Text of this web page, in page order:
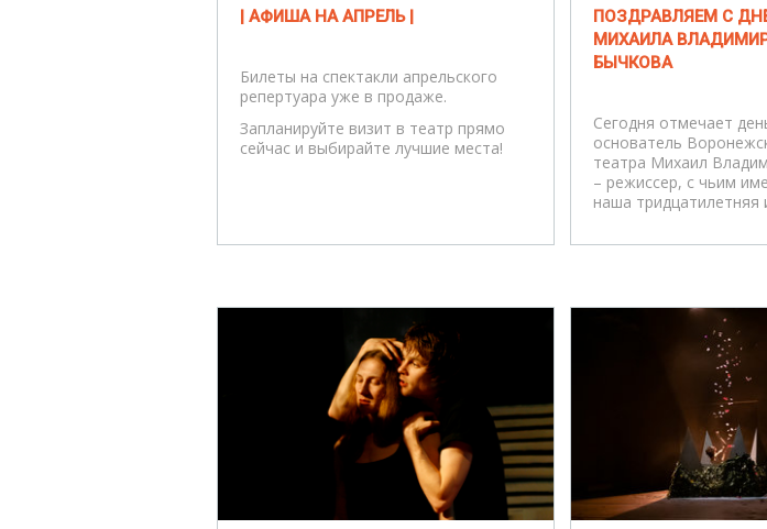
| АФИША НА АПРЕЛЬ |
Билеты на спектакли апрельского
репертуара уже в продаже.
Запланируйте визит в театр прямо
сейчас и выбирайте лучшие места!
ПОЗДРАВЛЯЕМ С
МИХАИЛА
БЫЧКОВА
Сегодня отмечает
основатель
театра Михаил
– режиссер, с чьим
наша тридцатилетняя